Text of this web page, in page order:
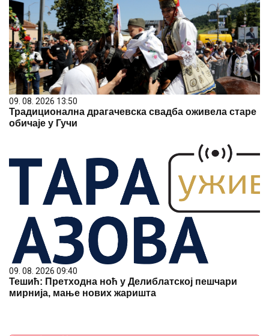
09. 08. 2026 13:50
Традиционална драгачевска свадба оживела старе
обичаје у Гучи
09. 08. 2026 09:40
Тешић: Претходна ноћ у Делиблатској пешчари
мирнија, мање нових жаришта